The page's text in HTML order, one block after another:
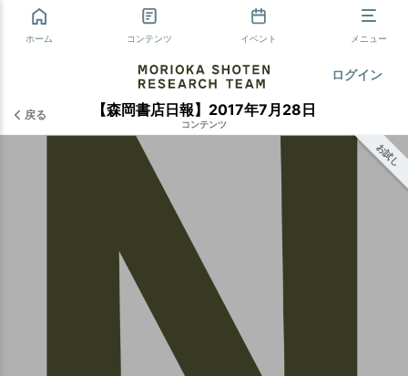
ホーム コンテンツ イベント メニュー
ログイン
戻る 【森岡書店日報】2017年7月28日
コンテンツ
お試し